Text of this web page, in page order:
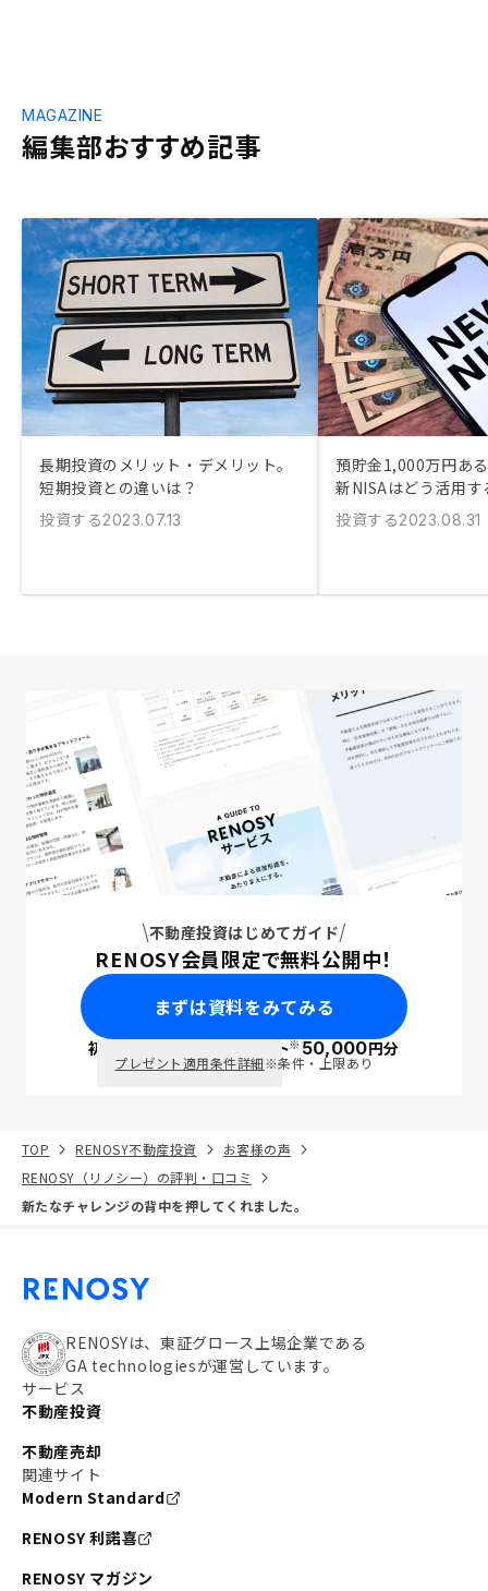
編集部おすすめ記事
MAGAZINE
長期投資のメリット・デメリット。
短期投資との違いは？
投資する2023.07.13
預貯金1,000万円あ
新NISAはどう活用す
投資する2023.08.31
不動産投資はじめてガイド
RENOSY会員限定で無料公開中！
まずは資料をみてみる
初回面談で ポイント※50,000円分
プレゼント適用条件詳細※条件・上限あり
TOP RENOSY不動産投資
お客様の声
RENOSY（リノシー）の評判・口コミ
新たなチャレンジの背中を押してくれました。
RENOSYは、東証グロース上場企業である
GA technologiesが運営しています。
サービス
不動産投資
不動産売却
関連サイト
Modern Standard
RENOSY 利諾喜
RENOSY マガジン